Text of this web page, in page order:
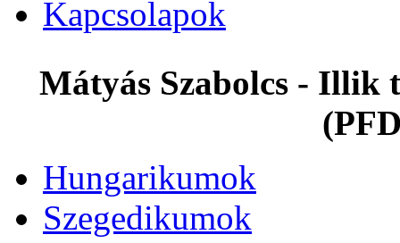
Kapcsolapok
Mátyás Szabolcs - Illik
Hungarikumok
Szegedikumok